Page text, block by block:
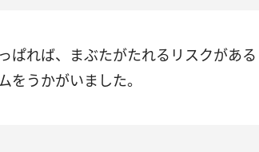
ぱれば、まぶたがたれるリスクがあ
をうかがいました。